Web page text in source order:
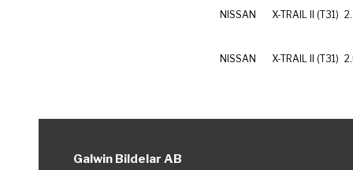
NISSAN X-TRAIL II (T31)
NISSAN X-TRAIL II (T31)
Galwin Bildelar AB